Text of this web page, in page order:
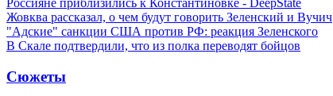
Россияне приблизились к Константиновке - DeepState
Жовква рассказал, о чем будут говорить Зеленский и Вучич
"Адские" санкции США против РФ: реакция Зеленского
В Скале подтвердили, что из полка переводят бойцов
Сюжеты